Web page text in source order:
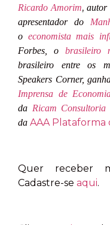
Ricardo Amorim, autor
apresentador do
o economista mais
Forbes, o brasileiro
brasileiro entre os
Speakers Corner,
Imprensa de
da Ricam Consultoria
da AAA Plataforma
Quer receber
Cadastre-se aqui.